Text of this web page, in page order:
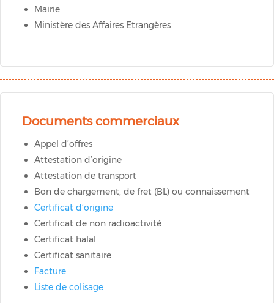
Mairie
Ministère des Affaires Etrangères
Documents commerciaux
Appel d’offres
Attestation d’origine
Attestation de transport
Bon de chargement, de fret (BL) ou connaissement
Certificat d’origine
Certificat de non radioactivité
Certificat halal
Certificat sanitaire
Facture
Liste de colisage